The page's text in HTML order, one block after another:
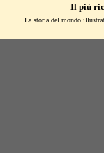
Il più
La storia del mondo